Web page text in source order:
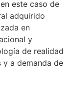
este caso de
adquirido
en
y
de realidad
y a demanda de